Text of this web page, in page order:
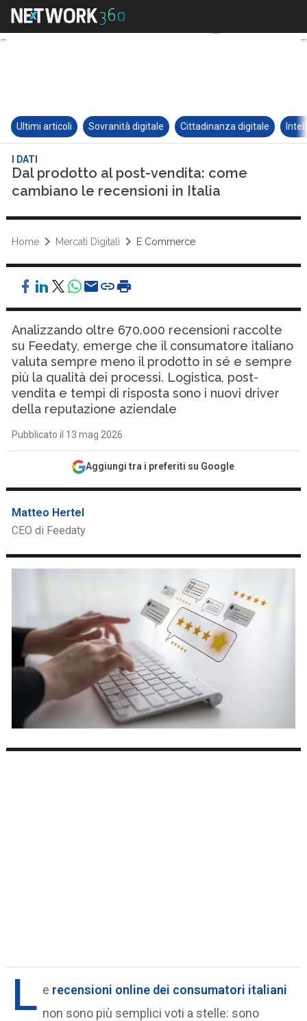
Ultimi articoli Sovranità digitale Cittadinanza digitale
I DATI
Dal prodotto al post-vendita: come
cambiano le recensioni in Italia
Home Mercati Digitali E Commerce
Analizzando oltre 670.000 recensioni raccolte
su Feedaty, emerge che il consumatore italiano
valuta sempre meno il prodotto in sé e sempre
più la qualità dei processi. Logistica, post-
vendita e tempi di risposta sono i nuovi driver
della reputazione aziendale
Pubblicato il 13 mag 2026
Aggiungi tra i preferiti su Google
Matteo Hertel
CEO di Feedaty
L e recensioni online dei consumatori italiani
non sono più semplici voti a stelle: sono